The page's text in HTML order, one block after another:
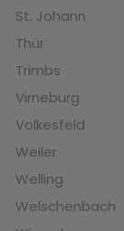
St. Johann
Thür
Trimbs
Virneburg
Volkesfeld
Weiler
Welling
Welschenbach